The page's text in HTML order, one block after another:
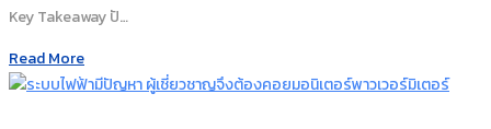
Key Takeaway ปั…
Read More